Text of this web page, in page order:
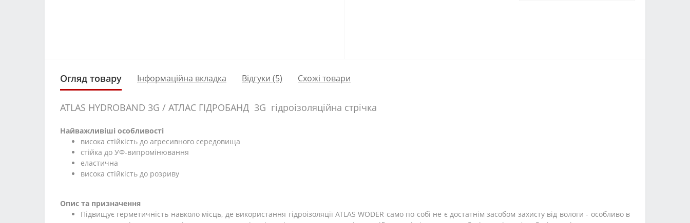
Огляд товару Інформаційна вкладка Відгуки (5) Схожі товари
ATLAS HYDROBAND 3G / АТЛАС ГІДРОБАНД 3G гідроізоляційна стрічка
Найважливіші особливості
висока стійкість до агресивного середовища
стійка до УФ-випромінювання
еластична
висока стійкість до розриву
Опис та призначення
Підвищує герметичність навколо місць, де використання гідроізоляції ATLAS WODER само по собі не є достатнім засобом захисту від вологи - особливо в